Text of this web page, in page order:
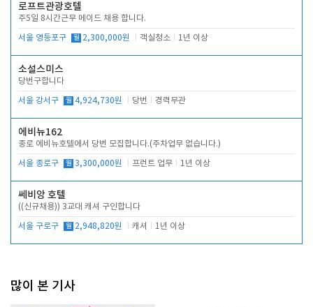
로프트관광호텔
주5일 8시간근무 메이드 채용 합니다.
서울 영등포구 월 2,300,000원 객실청소 1년 이상
소설스미스
당번구합니다
서울 강서구 월 4,924,730원 당번 경력무관
에비뉴162
종로 에비뉴호텔에서 당번 모집합니다.(주차업무 없습니다.)
서울 종로구 월 3,300,000원 프런트 업무 1년 이상
쎄비앙 호텔
((신규채용)) 3교대 캐셔 구인합니다
서울 구로구 월 2,948,820원 캐셔 1년 이상
많이 본 기사